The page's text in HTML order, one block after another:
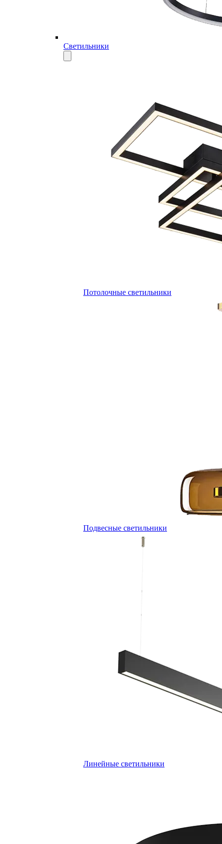
Светильники
Потолочные светильники
Подвесные светильники
Линейные светильники